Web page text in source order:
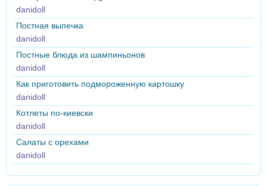
danidoll
Постная выпечка
danidoll
Постные блюда из шампиньонов
danidoll
Как приготовить подмороженную картошку
danidoll
Котлеты по-киевски
danidoll
Салаты с орехами
danidoll